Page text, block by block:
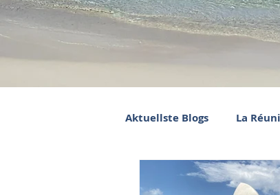
Aktuellste Blogs La
Myanmar/Thailand 2010